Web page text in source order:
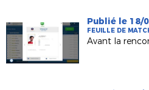
Publié le 18/
FEUILLE DE
Avant la